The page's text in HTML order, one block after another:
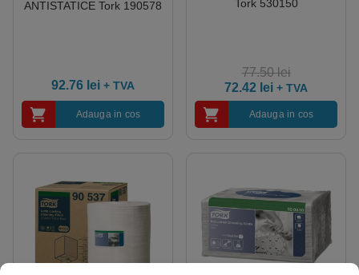
ANTISTATICE Tork 190578
92.76 lei + TVA
Adauga in cos
Tork 530150
77.50lei
72.42 lei + TVA
Adauga in cos